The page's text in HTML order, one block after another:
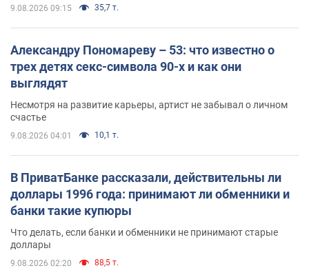
9.08.2026 09:15 35,7 т.
Александру Пономареву – 53: что известно о
трех детях секс-символа 90-х и как они
выглядят
Несмотря на развитие карьеры, артист не забывал о личном
счастье
9.08.2026 04:01 10,1 т.
В ПриватБанке рассказали, действительны ли
доллары 1996 года: принимают ли обменники и
банки такие купюры
Что делать, если банки и обменники не принимают старые
доллары
9.08.2026 02:20 88,5 т.